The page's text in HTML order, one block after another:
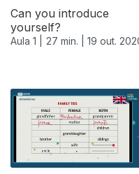
Can you introduce
yourself?
Aula 1 | 27 min. | 19 out.